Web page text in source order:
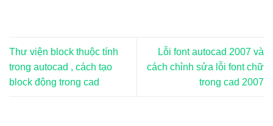
Thư viện block thuộc tính
trong autocad , cách tạo
block động trong cad
Lỗi font autocad 2007 và
cách chỉnh sửa lỗi font chữ
trong cad 2007